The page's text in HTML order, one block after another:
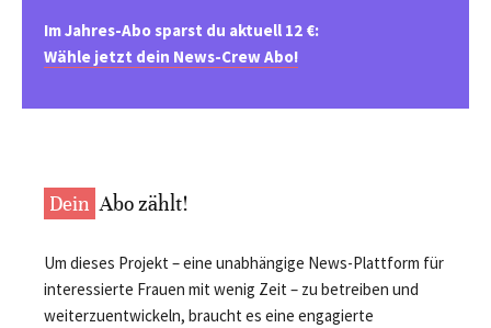
Im Jahres-Abo sparst du aktuell 12 €:
Wähle jetzt dein News-Crew Abo!
Dein Abo zählt!
Um dieses Projekt – eine unabhängige News-Plattform für
interessierte Frauen mit wenig Zeit – zu betreiben und
weiterzuentwickeln, braucht es eine engagierte